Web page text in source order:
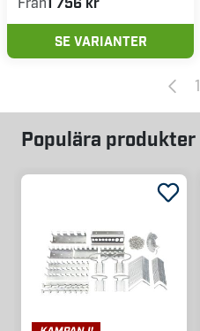
SE VARIANTER
1
Populära produkter